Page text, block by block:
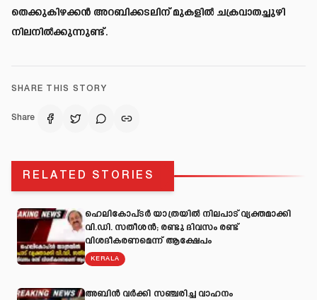
തെക്കുകിഴക്കൻ അറബിക്കടലിന് മുകളിൽ ചക്രവാതച്ചുഴി
നിലനിൽക്കുന്നുണ്ട്.
SHARE THIS STORY
Share
RELATED STORIES
ഹെലികോപ്ടർ യാത്രയിൽ നിലപാട് വ്യക്തമാക്കി
വി.ഡി. സതീശൻ; രണ്ടു ദിവസം രണ്ട്
വിശദീകരണമെന്ന് ആക്ഷേപം
KERALA
അബിന്‍ വര്‍ക്കി സഞ്ചരിച്ച വാഹനം